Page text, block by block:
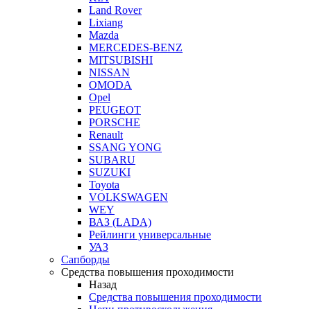
Land Rover
Lixiang
Mazda
MERCEDES-BENZ
MITSUBISHI
NISSAN
OMODA
Opel
PEUGEOT
PORSCHE
Renault
SSANG YONG
SUBARU
SUZUKI
Toyota
VOLKSWAGEN
WEY
ВАЗ (LADA)
Рейлинги универсальные
УАЗ
Сапборды
Средства повышения проходимости
Назад
Средства повышения проходимости